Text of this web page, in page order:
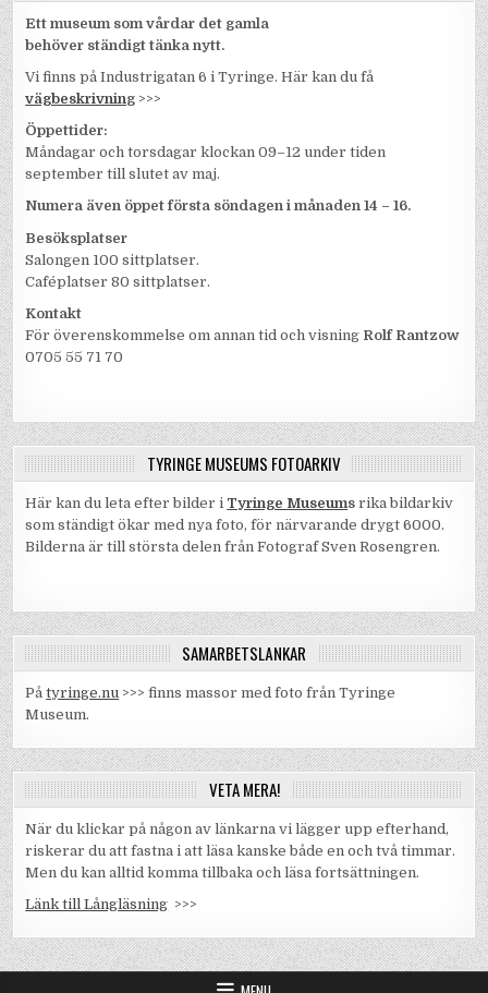
Ett museum som vårdar det gamla
behöver ständigt tänka nytt.
Vi finns på Industrigatan 6 i Tyringe. Här kan du få
vägbeskrivning >>>
Öppettider:
Måndagar och torsdagar klockan 09–12 under tiden
september till slutet av maj.
Numera även öppet första söndagen i månaden 14 – 16.
Besöksplatser
Salongen 100 sittplatser.
Caféplatser 80 sittplatser.
Kontakt
För överenskommelse om annan tid och visning Rolf Rantzow
0705 55 71 70
TYRINGE MUSEUMS FOTOARKIV
Här kan du leta efter bilder i Tyringe Museums rika bildarkiv
som ständigt ökar med nya foto, för närvarande drygt 6000.
Bilderna är till största delen från Fotograf Sven Rosengren.
SAMARBETSLÄNKAR
Påtyringe.nu >>> finns massor med foto från Tyringe
Museum.
VETA MERA!
När du klickar på någon av länkarna vi lägger upp efterhand,
riskerar du att fastna i att läsa kanske både en och två timmar.
Men du kan alltid komma tillbaka och läsa fortsättningen.
Länk till Långläsning >>>